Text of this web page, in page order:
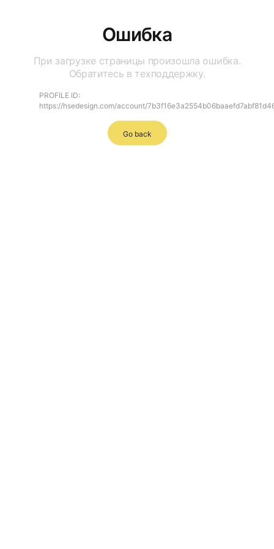
Ошибка
При загрузке страницы произошла ошибка.
Обратитесь в техподдержку.
PROFILE ID:
https://hsedesign.com/account/
Go back